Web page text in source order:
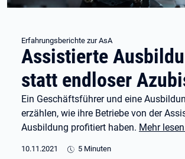
Erfahrungsberichte zur AsA
Assistierte
statt endloser
Ein Geschäftsführer und eine
erzählen, wie ihre Betriebe von der
Ausbildung profitiert haben. Mehr
10.11.2021 5 Minuten